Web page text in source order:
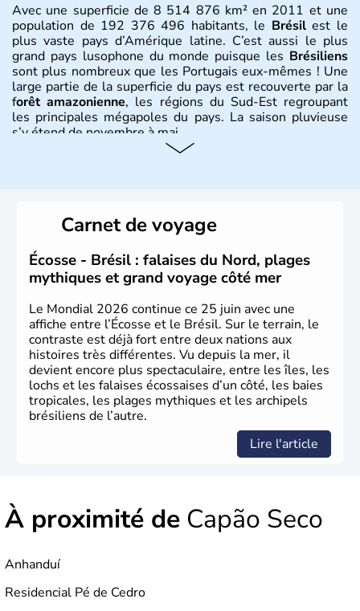
Avec une superficie de 8 514 876 km² en 2011 et une
population de 192 376 496 habitants, le Brésilest le
plus vaste pays d’Amérique latine. C’est aussi le plus
grand pays lusophone du monde puisque les Brésiliens
sont plus nombreux que les Portugais eux-mêmes ! Une
large partie de la superficie du pays est recouverte par la
forêt amazonienne, les régions du Sud-Est regroupant
les principales mégapoles du pays. La saison pluvieuse
s’y étend de novembre à mai.
du Brésil ont été atteintes par le portugais Cabral en
1500. Durant le XVIe siècle, de très nombreux esclaves
venus d'Afrique ont permis une large exploitation des
ressources en sucre du pays.
Carnet de voyage
Écosse - Brésil : falaises du Nord, plages
mythiques et grand voyage côté mer
Le Mondial 2026 continue ce 25 juin avec une
affiche entre l’Écosse et le Brésil. Sur le terrain, le
contraste est déjà fort entre deux nations aux
histoires très différentes. Vu depuis la mer, il
devient encore plus spectaculaire, entre les îles, les
lochs et les falaises écossaises d’un côté, les baies
tropicales, les plages mythiques et les archipels
brésiliens de l’autre.
Lire l'article
À proximité de Capão Seco
Anhanduí
Residencial Pé de Cedro